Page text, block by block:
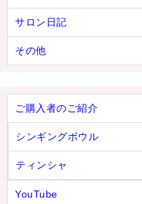
サロン日記
その他
ご購入者のご紹介
シンギングボウル
ティンシャ
YouTube